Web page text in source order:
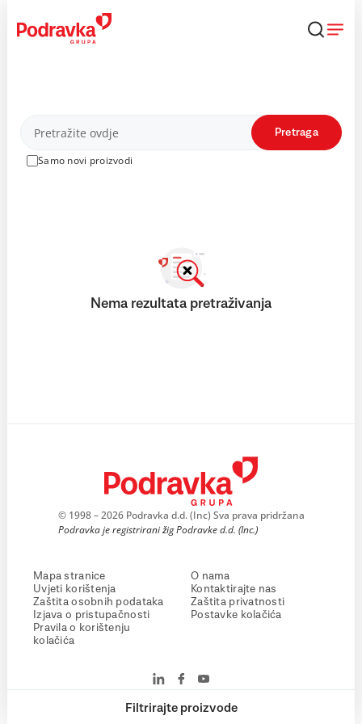
content
Proizvodi
Samo novi proizvodi
Pretraga
Filtrirajte proizvode
Nema rezultata pretraživanja
© 1998 – 2026 Podravka d.d. (Inc) Sva prava pridržana
Podravka je registrirani žig Podravke d.d. (Inc.)
Mapa stranice
Uvjeti korištenja
Zaštita osobnih podataka
Izjava o pristupačnosti
Pravila o korištenju
kolačića
O nama
Kontaktirajte nas
Zaštita privatnosti
Postavke kolačića